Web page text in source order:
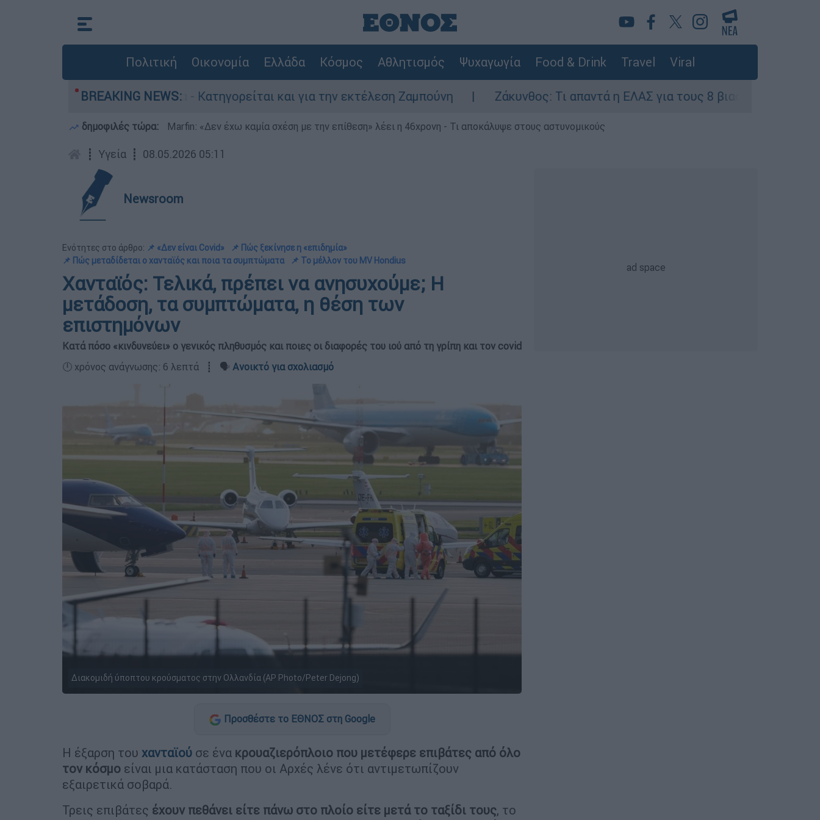
Πολιτική Οικονομία Ελλάδα Κόσμος Αθλητισμός Ψυχαγωγία Food & Drink Travel Viral
BREAKING NEWS:
στην Ελλάδα - Κατηγορείται και για την εκτέλεση Ζαμπούνη Ζάκυνθος: Τι απαντά η ΕΛΑΣ για τους 8 βιασμούς τουριστριών - «Μόνο
δημοφιλές τώρα: Marfin: «Δεν έχω καμία σχέση με την επίθεση» λέει η 46χρονη - Τι αποκάλυψε στους αστυνομικούς
┋ Υγεία ┋ 08.05.2026 05:11
Newsroom
Ενότητες στο άρθρο: 📌 «Δεν είναι Covid»
📌 Πώς ξεκίνησε η «επιδημία»
📌 Πώς μεταδίδεται ο χανταϊός και ποια τα συμπτώματα
📌 Το μέλλον του MV Hondius
Χανταϊός: Τελικά, πρέπει να ανησυχούμε; Η
μετάδοση, τα συμπτώματα, η θέση των
επιστημόνων
Κατά πόσο «κινδυνεύει» ο γενικός πληθυσμός και ποιες οι διαφορές του ιού από τη γρίπη και τον covid
🕛 χρόνος ανάγνωσης: 6 λεπτά ┋ 🗣️ Ανοικτό για σχολιασμό
Διακομιδή ύποπτου κρούσματος στην Ολλανδία (AP Photo/Peter Dejong)
Προσθέστε το ΕΘΝΟΣ στη Google
Η έξαρση του χανταϊού σε ένα κρουαζιερόπλοιο που μετέφερε επιβάτες από όλο
τον κόσμο είναι μια κατάσταση που οι Αρχές λένε ότι αντιμετωπίζουν
εξαιρετικά σοβαρά.
Τρεις επιβάτες έχουν πεθάνει είτε πάνω στο πλοίο είτε μετά το ταξίδι τους, το